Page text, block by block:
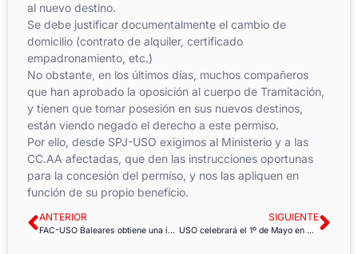
al nuevo destino.
Se debe justificar documentalmente el cambio de
domicilio (contrato de alquiler, certificado
empadronamiento, etc.)
No obstante, en los últimos días, muchos compañeros
que han aprobado la oposición al cuerpo de Tramitación,
y tienen que tomar posesión en sus nuevos destinos,
están viendo negado el derecho a este permiso.
Por ello, desde SPJ-USO exigimos al Ministerio y a las
CC.AA afectadas, que den las instrucciones oportunas
para la concesión del permiso, y nos las apliquen en
función de su propio beneficio.
ANTERIOR
FAC-USO Baleares obtiene una importante sentencia sobre la carrera profesional de los interinos
SIGUIENTE
USO celebrará el 1º de Mayo en Gijón